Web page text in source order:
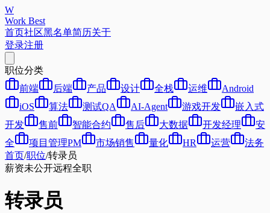
W
Work Best
首页社区黑名单简历关于
登录注册
职位分类
前端
后端 产品 设计 全栈 运维
Android
iOS
算法 测试QA AI-Agent 游戏开发
嵌入式
开发
售前 智能合约 售后 大数据 开发经理
安
全
项目管理PM 市场销售 量化 HR 运营
法务
首页/职位/转录员
薪资未公开远程全职
转录员